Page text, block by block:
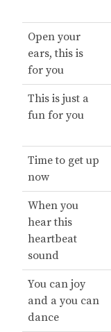
Open your
ears, this is
for you
This is just a
fun for you
Time to get up
now
When you
hear this
heartbeat
sound
You can joy
and a you can
dance